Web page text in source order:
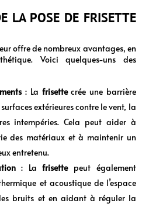
LA POSE DE FRISETTE
offre de nombreux avantages, en
Voici quelques-uns des
: La frisette crée une barrière
extérieures contre le vent, la
intempéries. Cela peut aider à
des matériaux et à maintenir un
entretenu.
: La frisette peut également
et acoustique de l’espace
bruits et en aidant à réguler la